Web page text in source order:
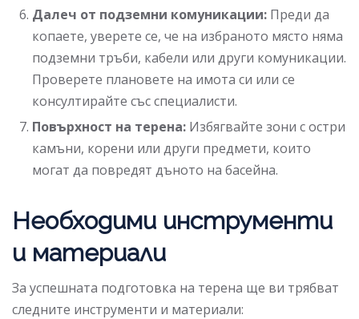
Далеч от подземни комуникации: Преди да
копаете, уверете се, че на избраното място няма
подземни тръби, кабели или други комуникации.
Проверете плановете на имота си или се
консултирайте със специалисти.
Повърхност на терена: Избягвайте зони с остри
камъни, корени или други предмети, които
могат да повредят дъното на басейна.
Необходими инструменти
и материали
За успешната подготовка на терена ще ви трябват
следните инструменти и материали: